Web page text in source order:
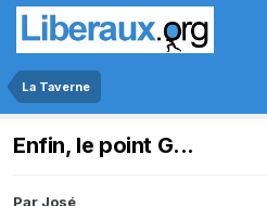
La Taverne
Enfin, le point G...
Par José